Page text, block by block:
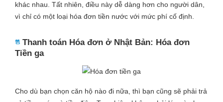
khác nhau. Tất nhiên, điều này dễ dàng hơn cho người dân,
vì chỉ có một loại hóa đơn tiền nước với mức phí cố định.
Thanh toán Hóa đơn ở Nhật Bản: Hóa đơn
Tiền ga
Cho dù bạn chọn căn hộ nào đi nữa, thì bạn cũng sẽ phải trả